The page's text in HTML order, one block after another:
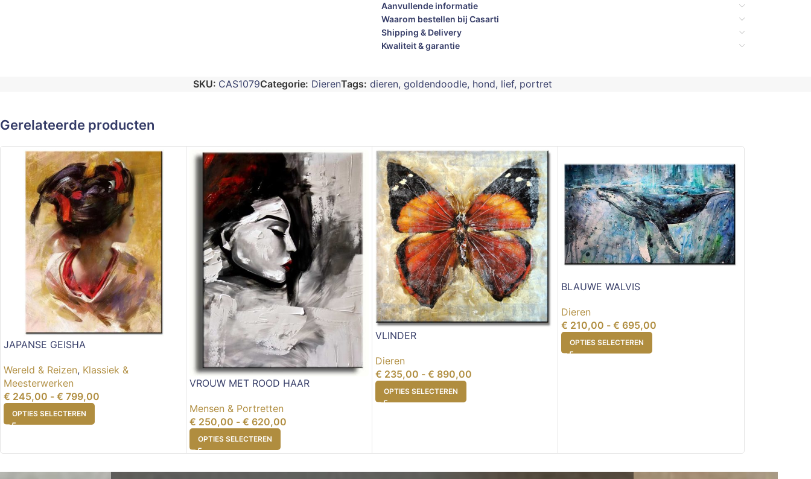
Aanvullende informatie
Waarom bestellen bij Casarti
Shipping & Delivery
Kwaliteit & garantie
SKU: CAS1079Categorie: DierenTags: dieren, goldendoodle, hond, lief, portret
Gerelateerde producten
JAPANSE GEISHA
Wereld & Reizen, Klassiek &
Meesterwerken
€ 245,00 - € 799,00
OPTIES SELECTEREN
VROUW MET ROOD HAAR
Mensen & Portretten
€ 250,00 - € 620,00
OPTIES SELECTEREN
VLINDER
Dieren
€ 235,00 - € 890,00
OPTIES SELECTEREN
BLAUWE WALVIS
Dieren
€ 210,00 - € 695,00
OPTIES SELECTEREN